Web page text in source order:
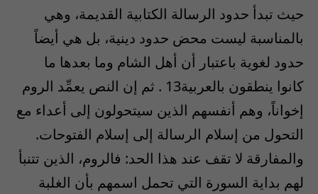
حيث تبدأ حدود الرسالة الكتابية القديمة، وهي
بالمناسبة ليست محض حدود دينية، بل هي أيضاً
حدود لغوية باعتبار أن أهل الشام وما بعدها ما
كانوا ينطقون بالعربية13 . ثم إن النص يعمِّد الروم
إخواناً، وهم أنفسهم الذين سيتحولون إلى أعداء مع
التحول من إسلام الرسالة إلى إسلام الفتوحات.
والمفارقة لا تقف عند هذا الحد: فالروم، الذين تتنبأ
لهم بداية السورة التي تحمل اسمهم بأن الغلبة